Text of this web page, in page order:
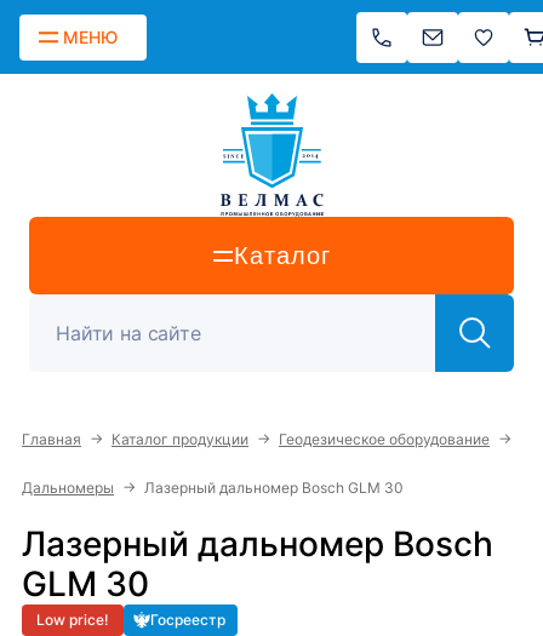
МЕНЮ
Каталог
Главная → Каталог продукции → Геодезическое оборудование →
Дальномеры → Лазерный дальномер Bosch GLM 30
Лазерный дальномер Bosch
GLM 30
Low price! Госреестр